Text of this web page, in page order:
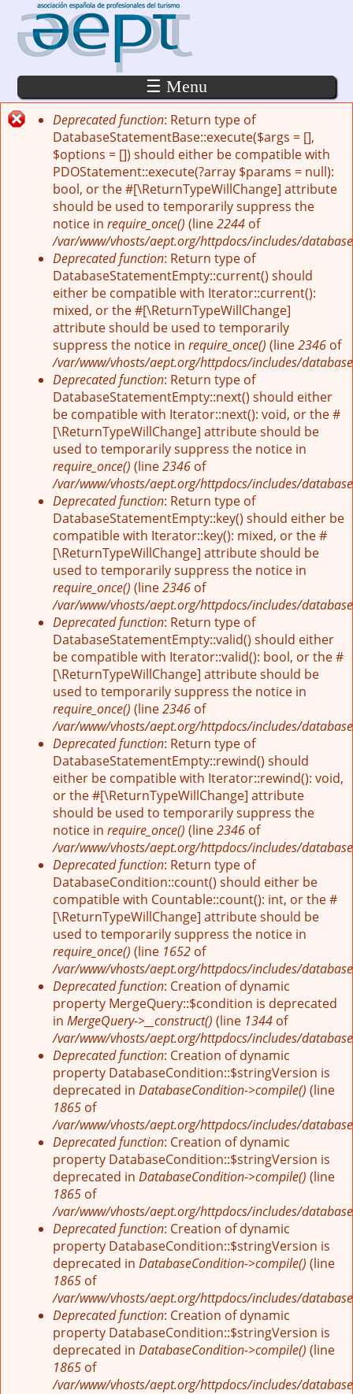
Pasar al contenido principal
☰ Menu
Mensaje de error
Deprecated function: Return type of
DatabaseStatementBase::execute($args = [],
$options = []) should either be compatible with
PDOStatement::execute(?array $params = null):
bool, or the #[\ReturnTypeWillChange] attribute
should be used to temporarily suppress the
notice in require_once() (line2244 of
/var/www/vhosts/aept.org/httpdocs/includes/
Deprecated function: Return type of
DatabaseStatementEmpty::current() should
either be compatible with Iterator::current():
mixed, or the #[\ReturnTypeWillChange]
attribute should be used to temporarily
suppress the notice in require_once() (line2346 of
/var/www/vhosts/aept.org/httpdocs/includes/
Deprecated function: Return type of
DatabaseStatementEmpty::next() should either
be compatible with Iterator::next(): void, or the #
[\ReturnTypeWillChange] attribute should be
used to temporarily suppress the notice in
require_once() (line2346 of
/var/www/vhosts/aept.org/httpdocs/includes/
Deprecated function: Return type of
DatabaseStatementEmpty::key() should either be
compatible with Iterator::key(): mixed, or the #
[\ReturnTypeWillChange] attribute should be
used to temporarily suppress the notice in
require_once() (line2346 of
/var/www/vhosts/aept.org/httpdocs/includes/
Deprecated function: Return type of
DatabaseStatementEmpty::valid() should either
be compatible with Iterator::valid(): bool, or the #
[\ReturnTypeWillChange] attribute should be
used to temporarily suppress the notice in
require_once() (line2346 of
/var/www/vhosts/aept.org/httpdocs/includes/
Deprecated function: Return type of
DatabaseStatementEmpty::rewind() should
either be compatible with Iterator::rewind(): void,
or the #[\ReturnTypeWillChange] attribute
should be used to temporarily suppress the
notice in require_once() (line2346 of
/var/www/vhosts/aept.org/httpdocs/includes/
Deprecated function: Return type of
DatabaseCondition::count() should either be
compatible with Countable::count(): int, or the #
[\ReturnTypeWillChange] attribute should be
used to temporarily suppress the notice in
require_once() (line 1652 of
/var/www/vhosts/aept.org/httpdocs/includes/
Deprecated function: Creation of dynamic
property MergeQuery::$condition is deprecated
in MergeQuery->__construct() (line 1344 of
/var/www/vhosts/aept.org/httpdocs/includes/
Deprecated function: Creation of dynamic
property DatabaseCondition::$stringVersion is
deprecated in DatabaseCondition->compile() (line
1865 of
/var/www/vhosts/aept.org/httpdocs/includes/
Deprecated function: Creation of dynamic
property DatabaseCondition::$stringVersion is
deprecated in DatabaseCondition->compile() (line
1865 of
/var/www/vhosts/aept.org/httpdocs/includes/
Deprecated function: Creation of dynamic
property DatabaseCondition::$stringVersion is
deprecated in DatabaseCondition->compile() (line
1865 of
/var/www/vhosts/aept.org/httpdocs/includes/
Deprecated function: Creation of dynamic
property DatabaseCondition::$stringVersion is
deprecated in DatabaseCondition->compile() (line
1865 of
/var/www/vhosts/aept.org/httpdocs/includes/